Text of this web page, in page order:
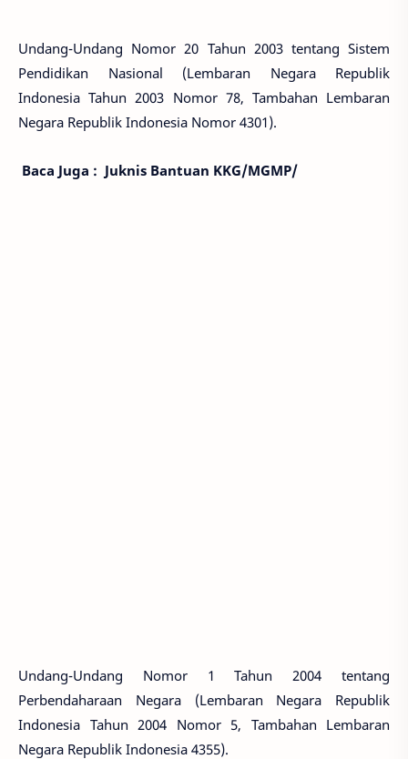
Undang-Undang Nomor 20 Tahun 2003 tentang Sistem
Pendidikan Nasional (Lembaran Negara Republik
Indonesia Tahun 2003 Nomor 78, Tambahan Lembaran
Negara Republik Indonesia Nomor 4301).
Baca Juga : Juknis Bantuan KKG/MGMP/
Undang-Undang Nomor 1 Tahun 2004 tentang
Perbendaharaan Negara (Lembaran Negara Republik
Indonesia Tahun 2004 Nomor 5, Tambahan Lembaran
Negara Republik Indonesia 4355).